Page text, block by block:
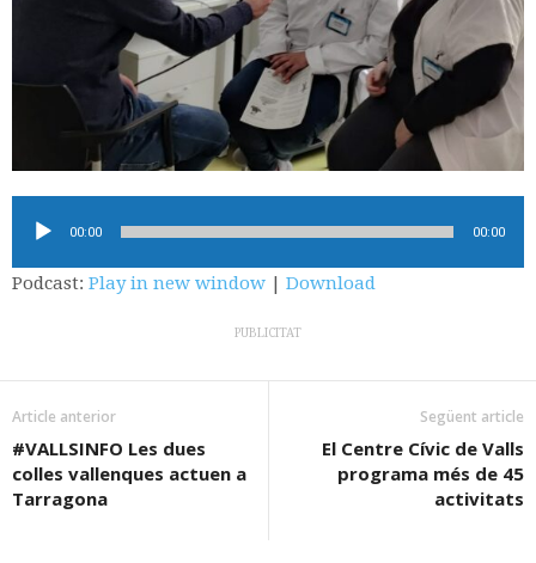
d'àudio00:00 00:00
Podcast: Play in new window | Download
PUBLICITAT
Article anterior
#VALLSINFO Les dues
colles vallenques actuen a
Tarragona
Següent article
El Centre Cívic de Valls
programa més de 45
activitats